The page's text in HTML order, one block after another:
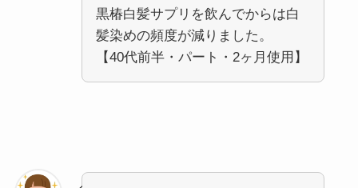
黒椿白髪サプリを飲んでからは白
髪染めの頻度が減りました。
【40代前半・パート・2ヶ月使用】